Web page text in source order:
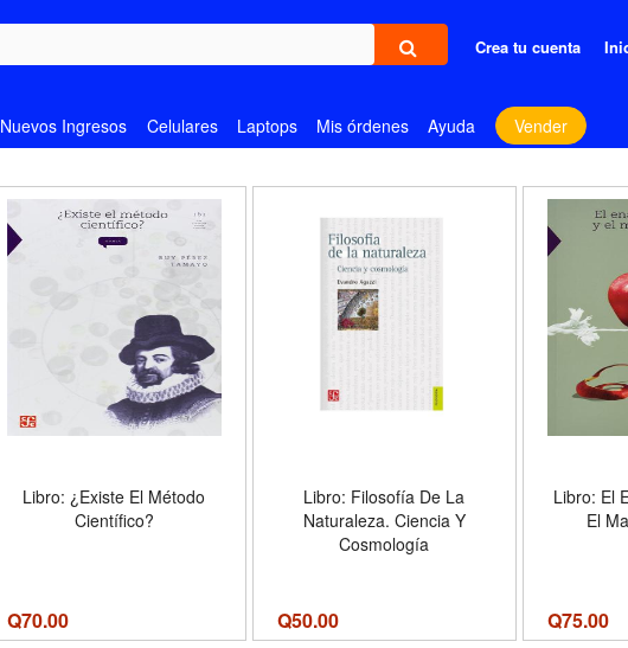
Crea tu cuenta
Nuevos Ingresos Celulares Laptops Mis órdenes Ayuda Vender
Libro: ¿Existe El Método
Científico?
Q70.00
Libro: Filosofía De La
Naturaleza. Ciencia Y
Cosmología
Q50.00
Libro: El
El
Q75.00